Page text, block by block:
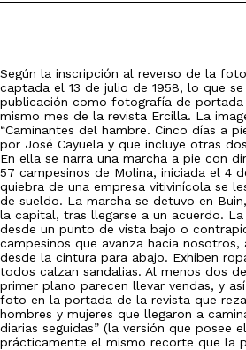
Según la inscripción al reverso de la
captada el 13 de julio de 1958, lo que
publicación como fotografía de portada
mismo mes de la revista Ercilla. La
“Caminantes del hambre. Cinco días a
por José Cayuela y que incluye otras
En ella se narra una marcha a pie con
57 campesinos de Molina, iniciada el 4
quiebra de una empresa vitivinícola se
de sueldo. La marcha se detuvo en
la capital, tras llegarse a un acuerdo.
desde un punto de vista bajo o
campesinos que avanza hacia nosotros,
desde la cintura para abajo. Exhiben
todos calzan sandalias. Al menos dos
primer plano parecen llevar vendas, y
foto en la portada de la revista que
hombres y mujeres que llegaron a
diarias seguidas” (la versión que posee
prácticamente el mismo recorte que la